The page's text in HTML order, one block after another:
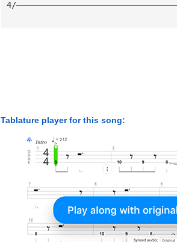
4/
Tablature player for this song: